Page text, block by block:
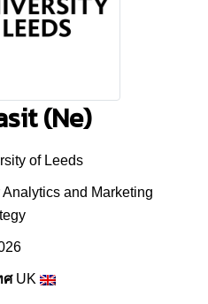
(Ne)
of Leeds
and Marketing
ศUK